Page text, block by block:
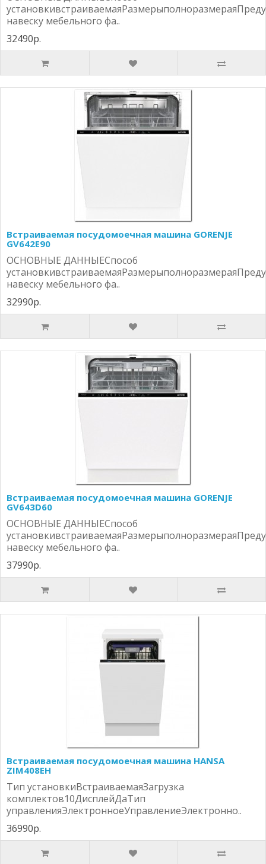
навеску мебельного фа..
32490р.
Встраиваемая посудомоечная машина GORENJE
GV642E90
ОСНОВНЫЕ ДАННЫЕСпособ
навеску мебельного фа..
32990р.
Встраиваемая посудомоечная машина GORENJE
GV643D60
ОСНОВНЫЕ ДАННЫЕСпособ
навеску мебельного фа..
37990р.
Встраиваемая посудомоечная машина HANSA
ZIM408EH
Тип установкиВстраиваемаяЗагрузка
комплектов10ДисплейДаТип
управленияЭлектронноеУправлениеЭлектронно..
36990р.